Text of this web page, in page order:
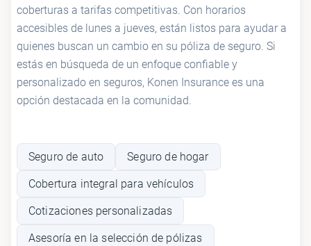
coberturas a tarifas competitivas. Con horarios
accesibles de lunes a jueves, están listos para ayudar a
quienes buscan un cambio en su póliza de seguro. Si
estás en búsqueda de un enfoque confiable y
personalizado en seguros, Konen Insurance es una
opción destacada en la comunidad.
Seguro de auto Seguro de hogar
Cobertura integral para vehículos
Cotizaciones personalizadas
Asesoría en la selección de pólizas